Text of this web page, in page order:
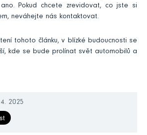
Pokud chcete zrevidovat, co jste si
neváhejte nás kontaktovat.
tohoto článku, v blízké budoucnosti se
kde se bude prolínat svět automobilů a
2025